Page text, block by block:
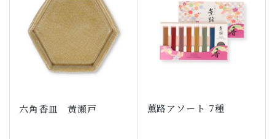
六角香皿 黄瀬戸 薫路アソート 7種